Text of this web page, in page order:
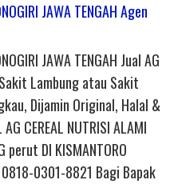
JAWA TENGAH Agen
JAWA TENGAH Jual AG
Lambung atau Sakit
Dijamin Original, Halal &
CEREAL NUTRISI ALAMI
perut DI KISMANTORO
0818-0301-8821 Bagi Bapak